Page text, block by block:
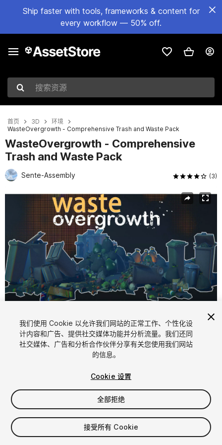
Ship faster with tools, frameworks & content for
every workflow — 50% off.
搜索资源
首页 3D
环境
WasteOvergrowth - Comprehensive Trash and Waste Pack
WasteOvergrowth - Comprehensive
Trash and Waste Pack
Sente-Assembly (3)
当前幻灯片：1 / 11
FREE
in the past week
我们使用 Cookie 以允许我们网站的正常工作、个性化设
计内容和广告、提供社交媒体功能并分析流量。我们还同
社交媒体、广告和分析合作伙伴分享有关您使用我们网站
的信息。
Cookie 设置
全部拒绝
接受所有 Cookie